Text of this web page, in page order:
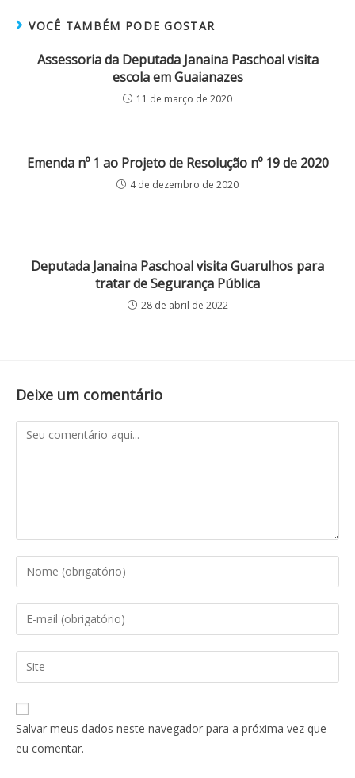
VOCÊ TAMBÉM PODE GOSTAR
Assessoria da Deputada Janaina Paschoal visita
escola em Guaianazes
11 de março de 2020
Emenda nº 1 ao Projeto de Resolução nº 19 de 2020
4 de dezembro de 2020
Deputada Janaina Paschoal visita Guarulhos para
tratar de Segurança Pública
28 de abril de 2022
Deixe um comentário
Salvar meus dados neste navegador para a próxima vez que
eu comentar.